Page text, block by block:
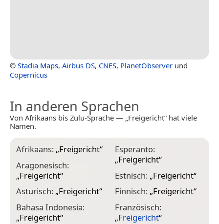
© Stadia Maps, Airbus DS, CNES, PlanetObserver und
Copernicus
In anderen Sprachen
Von Afrikaans bis Zulu-Sprache — „Freigericht“ hat viele
Namen.
Afrikaans: „Freigericht“
Aragonesisch:
„Freigericht“
Asturisch: „Freigericht“
Bahasa Indonesia:
„Freigericht“
Esperanto:
„Freigericht“
Estnisch: „Freigericht“
Finnisch: „Freigericht“
Französisch:
„Freigericht“